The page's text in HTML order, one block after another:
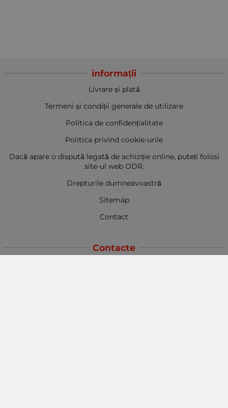
informații
Livrare și plată
Termeni și condiții generale de utilizare
Politica de confidențialitate
Politica privind cookie-urile
Dacă apare o dispută legată de achiziție online, puteți folosi
site-ul web ODR.
Drepturile dumneavoastră
Sitemap
Contact
Contacte